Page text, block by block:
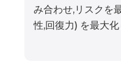
み合わせ,リスクを
性,回復力) を最大